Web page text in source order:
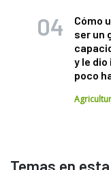
Cómo
ser un
y le
poco
Temas en